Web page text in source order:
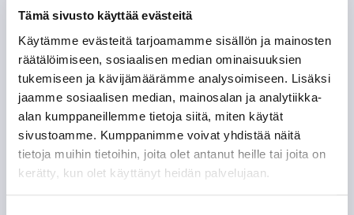
Tämä sivusto käyttää evästeitä
Käytämme evästeitä tarjoamamme sisällön ja mainosten
räätälöimiseen, sosiaalisen median ominaisuuksien
tukemiseen ja kävijämäärämme analysoimiseen. Lisäksi
jaamme sosiaalisen median, mainosalan ja analytiikka-
alan kumppaneillemme tietoja siitä, miten käytät
sivustoamme. Kumppanimme voivat yhdistää näitä
tietoja muihin tietoihin, joita olet antanut heille tai joita on
kerätty, kun olet käyttänyt heidän palvelujaan.